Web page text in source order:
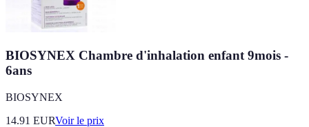
BIOSYNEX Chambre d'inhalation enfant 9mois -
6ans
BIOSYNEX
14.91 EURVoir le prix